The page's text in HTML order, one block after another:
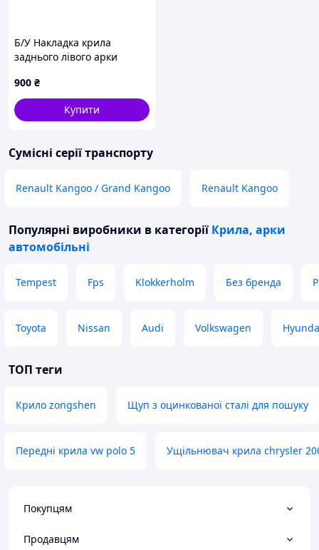
Б/У Накладка крила
заднього лівого арки
L200 06-15
900 ₴
Купити
Сумісні серії транспорту
Renault Kangoo / Grand Kangoo Renault Kangoo
Популярні виробники в категорії Крила, арки
автомобільні
Tempest Fps Klokkerholm Без бренда
Toyota Nissan Audi Volkswagen
ТОП теги
Крило zongshen Щуп з оцинкованої сталі для пошуку
Передні крила vw polo 5 Ущільнювач крила chrysler
Покупцям
Продавцям